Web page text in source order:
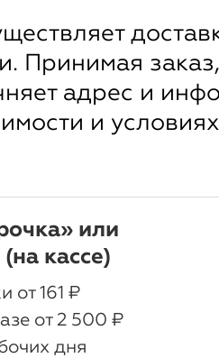
Принимая
адрес и
и
или
кассе)
oт 161 ₽
от 2 500 ₽
дня